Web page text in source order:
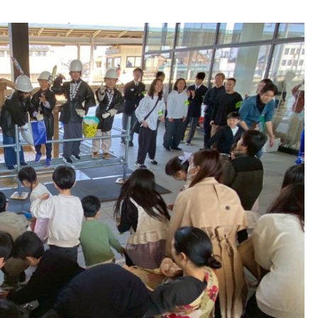
高橋さんによる講演会が開催
れ多くの方が参加されました